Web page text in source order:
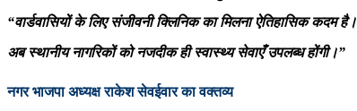
“वार्डवासियों के लिए संजीवनी क्लिनिक का मिलना ऐतिहासिक कदम है।
अब स्थानीय नागरिकों को नजदीक ही स्वास्थ्य सेवाएँ उपलब्ध होंगी।”
नगर भाजपा अध्यक्ष राकेश सेवईवार का वक्तव्य